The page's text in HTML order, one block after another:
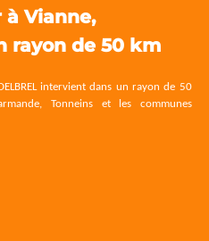
à Vianne,
rayon de 50 km
intervient dans un rayon de 50
Tonneins et les communes